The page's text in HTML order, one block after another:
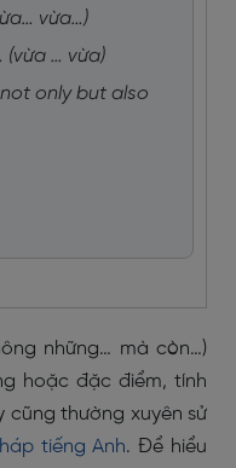
vừa…)
(vừa … vừa)
only but also
những… mà còn…)
hoặc đặc điểm, tính
thường xuyên sử
tiếng Anh. Để hiểu